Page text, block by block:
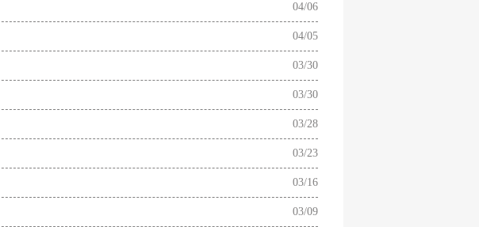
04/06
04/05
03/30
03/30
03/28
03/23
03/16
03/09